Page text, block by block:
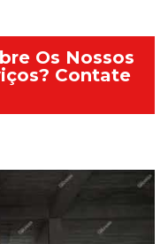
Os Nossos
Contate